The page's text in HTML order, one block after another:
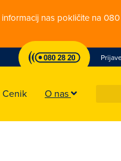
nas pokličite na
Cenik O nas